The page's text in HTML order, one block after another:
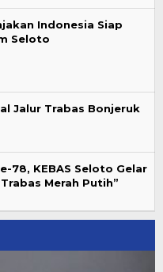
Indonesia Siap
Seloto
Jalur Trabas Bonjeruk
78, KEBAS Seloto Gelar
Merah Putih”